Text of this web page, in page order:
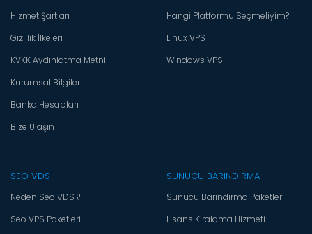
Hizmet Şartları
Gizlilik İlkeleri
KVKK Aydınlatma Metni
Kurumsal Bilgiler
Banka Hesapları
Bize Ulaşın
Hangi Platformu Seçmeliyim?
Linux VPS
Windows VPS
SEO VDS
Neden Seo VDS ?
Seo VPS Paketleri
SUNUCU BARINDIRMA
Sunucu Barındırma Paketleri
Lisans Kiralama Hizmeti